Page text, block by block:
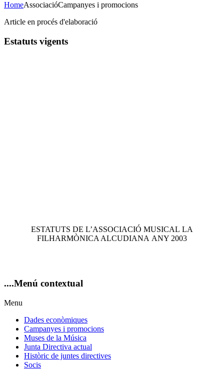
HomeAssociacióCampanyes i promocions
Article en procés d'elaboració
Estatuts vigents
ESTATUTS DE L’ASSOCIACIÓ MUSICAL LA
FILHARMÒNICA ALCUDIANA ANY 2003
....Menú contextual
Menu
Dades econòmiques
Campanyes i promocions
Muses de la Música
Junta Directiva actual
Històric de juntes directives
Socis